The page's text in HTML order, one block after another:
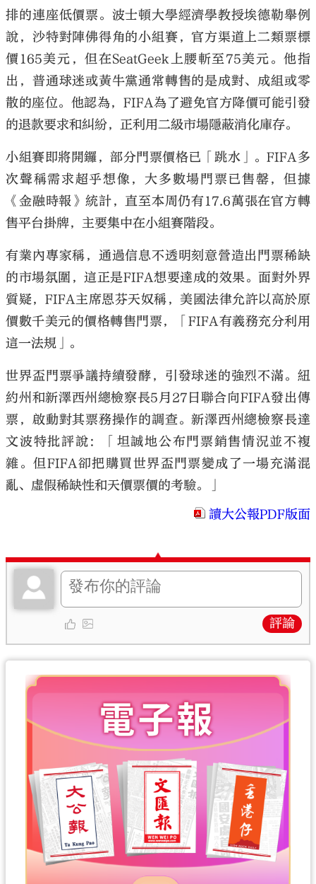
排的連座低價票。波士頓大學經濟學教授埃德勒舉例
說，沙特對陣佛得角的小組賽，官方渠道上二類票標
價165美元，但在SeatGeek上腰斬至75美元。他指
出，普通球迷或黃牛黨通常轉售的是成對、成組或零
散的座位。他認為，FIFA為了避免官方降價可能引發
的退款要求和糾紛，正利用二級市場隱蔽消化庫存。
小組賽即將開鑼，部分門票價格已「跳水」。FIFA多
次聲稱需求超乎想像，大多數場門票已售罄，但據
《金融時報》統計，直至本周仍有17.6萬張在官方轉
售平台掛牌，主要集中在小組賽階段。
有業內專家稱，通過信息不透明刻意營造出門票稀缺
的市場氛圍，這正是FIFA想要達成的效果。面對外界
質疑，FIFA主席恩芬天奴稱，美國法律允許以高於原
價數千美元的價格轉售門票，「FIFA有義務充分利用
這一法規」。
世界盃門票爭議持續發酵，引發球迷的強烈不滿。紐
約州和新澤西州總檢察長5月27日聯合向FIFA發出傳
票，啟動對其票務操作的調查。新澤西州總檢察長達
文波特批評說：「坦誠地公布門票銷售情況並不複
雜。但FIFA卻把購買世界盃門票變成了一場充滿混
亂、虛假稀缺性和天價票價的考驗。」
讀大公報PDF版面
評論